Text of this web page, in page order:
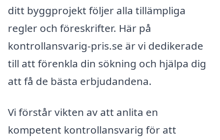
ditt byggprojekt följer alla tillämpliga
regler och föreskrifter. Här på
kontrollansvarig-pris.se är vi dedikerade
till att förenkla din sökning och hjälpa dig
att få de bästa erbjudandena.
Vi förstår vikten av att anlita en
kompetent kontrollansvarig för att